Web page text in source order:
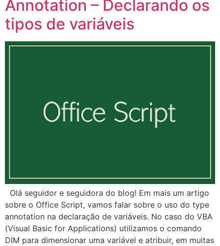
Annotation – Declarando os
tipos de variáveis
Olá seguidor e seguidora do blog! Em mais um artigo
sobre o Office Script, vamos falar sobre o uso do type
annotation na declaração de variáveis. No caso do VBA
(Visual Basic for Applications) utilizamos o comando
DIM para dimensionar uma variável e atribuir, em muitas